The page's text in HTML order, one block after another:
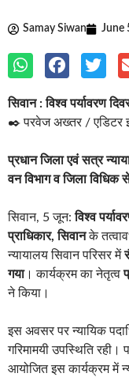
Samay Siwan June
सिवान : विश्व पर्यावरण
✒️ परवेज अख्तर / एडिटर
प्रधान जिला एवं सत्र
वन विभाग व जिला विधिक
सिवान, 5 जून:विश्व
प्राधिकार, सिवानके
न्यायालय सिवान परिसर में
गया। कार्यक्रम का नेतृत्व
ने किया।
इस अवसर पर न्यायिक
गरिमामयी उपस्थिति
आयोजित इस कार्यक्रम में